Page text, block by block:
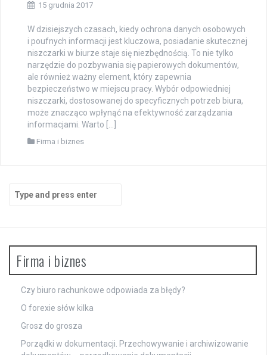
15 grudnia 2017
W dzisiejszych czasach, kiedy ochrona danych osobowych
i poufnych informacji jest kluczowa, posiadanie skutecznej
niszczarki w biurze staje się niezbędnością. To nie tylko
narzędzie do pozbywania się papierowych dokumentów,
ale również ważny element, który zapewnia
bezpieczeństwo w miejscu pracy. Wybór odpowiedniej
niszczarki, dostosowanej do specyficznych potrzeb biura,
może znacząco wpłynąć na efektywność zarządzania
informacjami. Warto […]
Firma i biznes
Search
for:
Firma i biznes
Czy biuro rachunkowe odpowiada za błędy?
O forexie słów kilka
Grosz do grosza
Porządki w dokumentacji. Przechowywanie i archiwizowanie